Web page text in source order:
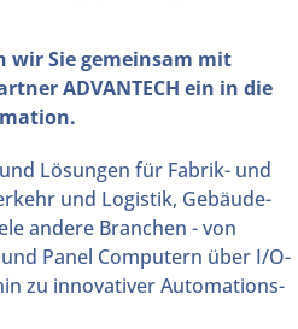
wir Sie gemeinsam mit
ADVANTECH ein in die
Lösungen für Fabrik- und
und Logistik, Gebäude-
andere Branchen - von
Panel Computern über I/O-
zu innovativer Automations-